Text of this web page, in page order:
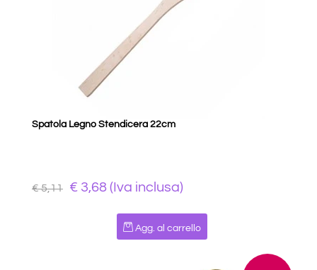
Spatola Legno Stendicera 22cm
€ 5,11 € 3,68 (Iva inclusa)
Quantità
Agg. al carrello